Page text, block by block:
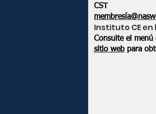
CST
Instituto CE
Consulte el
sitio web para